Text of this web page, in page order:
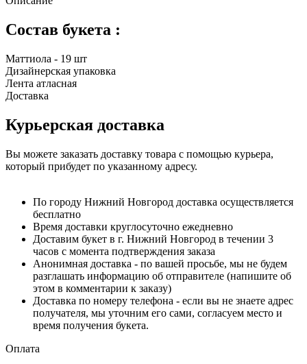
Состав букета :
Маттиола - 19 шт
Дизайнерская упаковка
Лента атласная
Доставка
Курьерская доставка
Вы можете заказать доставку товара с помощью курьера,
который прибудет по указанному адресу.
По городу Нижний Новгород доставка осуществляется
бесплатно
Время доставки круглосуточно ежедневно
Доставим букет в г. Нижний Новгород в течении 3
часов с момента подтверждения заказа
Анонимная доставка - по вашей просьбе, мы не будем
разглашать информацию об отправителе (напишите об
этом в комментарии к заказу)
Доставка по номеру телефона - если вы не знаете адрес
получателя, мы уточним его сами, согласуем место и
время получения букета.
Оплата